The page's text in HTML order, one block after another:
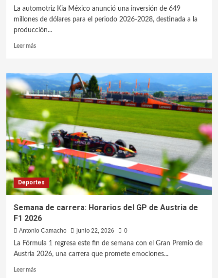
La automotriz Kia México anunció una inversión de 649
millones de dólares para el periodo 2026-2028, destinada a la
producción...
Leer más
Deportes
Semana de carrera: Horarios del GP de Austria de
F1 2026
Antonio Camacho junio 22, 2026
0
La Fórmula 1 regresa este fin de semana con el Gran Premio de
Austria 2026, una carrera que promete emociones...
Leer más